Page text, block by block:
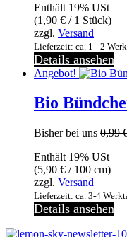
Enthält 19% USt
(1,90 € / 1 Stück)
zzgl. Versand
Lieferzeit: ca. 1 - 2
Details ansehen
Angebot!
Bio
Bisher bei uns 0,99
Enthält 19% USt
(5,90 € / 100 cm)
zzgl. Versand
Lieferzeit: ca. 3-4
Details ansehen